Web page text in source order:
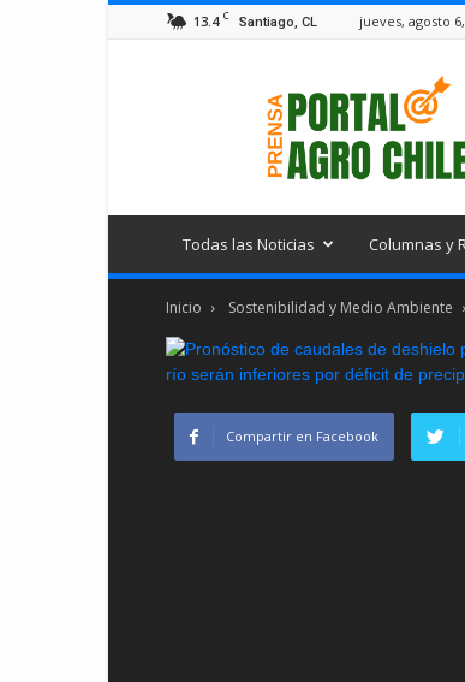
13.4 C Santiago, CL jueves, agosto
Todas las Noticias Columnas y
Inicio Sostenibilidad y Medio Ambiente
Compartir en Facebook